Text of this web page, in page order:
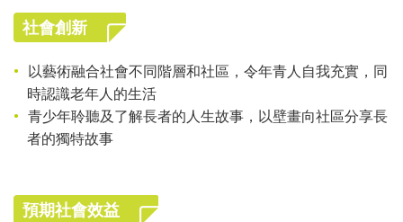
社會創新
以藝術融合社會不同階層和社區，令年青人自我充實，同
時認識老年人的生活
青少年聆聽及了解長者的人生故事，以壁畫向社區分享長
者的獨特故事
預期社會效益